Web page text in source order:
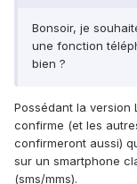
Bonsoir, je
une fonction
bien ?
Possédant la version
confirme (et les
confirmeront aussi)
sur un smartphone
(sms/mms).